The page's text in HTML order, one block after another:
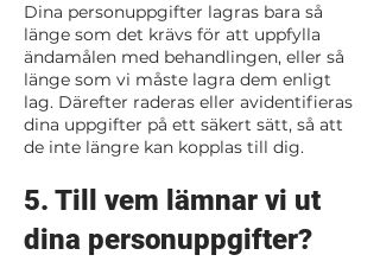
Dina personuppgifter lagras bara så
länge som det krävs för att uppfylla
ändamålen med behandlingen, eller så
länge som vi måste lagra dem enligt
lag. Därefter raderas eller avidentifieras
dina uppgifter på ett säkert sätt, så att
de inte längre kan kopplas till dig.
5. Till vem lämnar vi ut
dina personuppgifter?